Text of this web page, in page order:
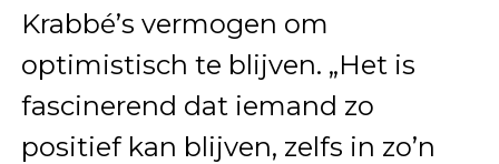
Krabbé’s vermogen om
optimistisch te blijven. „Het is
fascinerend dat iemand zo
positief kan blijven, zelfs in zo’n